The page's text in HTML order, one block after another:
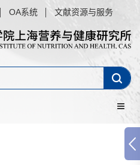
OA系统 文献资源与服务